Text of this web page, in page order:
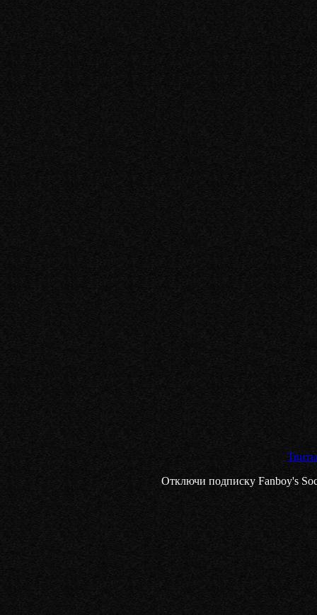
Отключи подписку Fanboy's